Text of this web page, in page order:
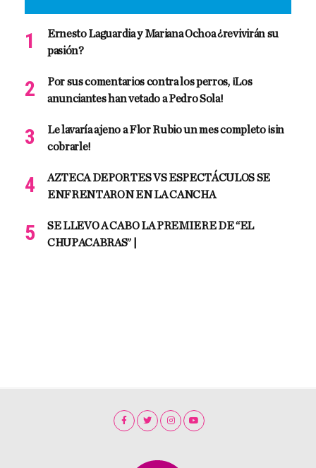
Ernesto Laguardia y Mariana Ochoa ¿revivirán su
pasión?
Por sus comentarios contra los perros, ¡Los
anunciantes han vetado a Pedro Sola!
Le lavaría ajeno a Flor Rubio un mes completo ¡sin
cobrarle!
AZTECA DEPORTES VS ESPECTÁCULOS SE
ENFRENTARON EN LA CANCHA
SE LLEVO A CABO LA PREMIERE DE “EL
CHUPACABRAS” |